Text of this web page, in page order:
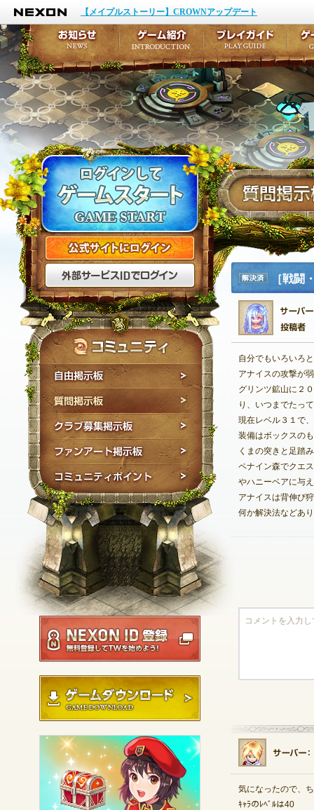
NEXON
【メイプルストーリー】CROWNアップデート
公式サイトにログイン
自由掲示板
質問掲示板
クラブ募集掲示板
ファンアート掲示板
コミュニティポイン
NEXON ID登録
ゲームダウンロード
解決済
み
［戦闘
自分でもいろいろ
アナイスの攻撃が
グリンツ鉱山に２
り、いつまでたっ
現在レベル３１で
装備はボックスの
くまの突きと足踏
ペナイン森でクエ
やハニーベアに与
アナイスは背伸び
何か解決法などあ
気になったので、
ｷｬﾗのﾚﾍﾞﾙは40
お知らせ
イベント
アップデート
メンテナンス
ゲーム紹介
キャラクター作成
テイルズ初級者講座
ここだけは知ってお